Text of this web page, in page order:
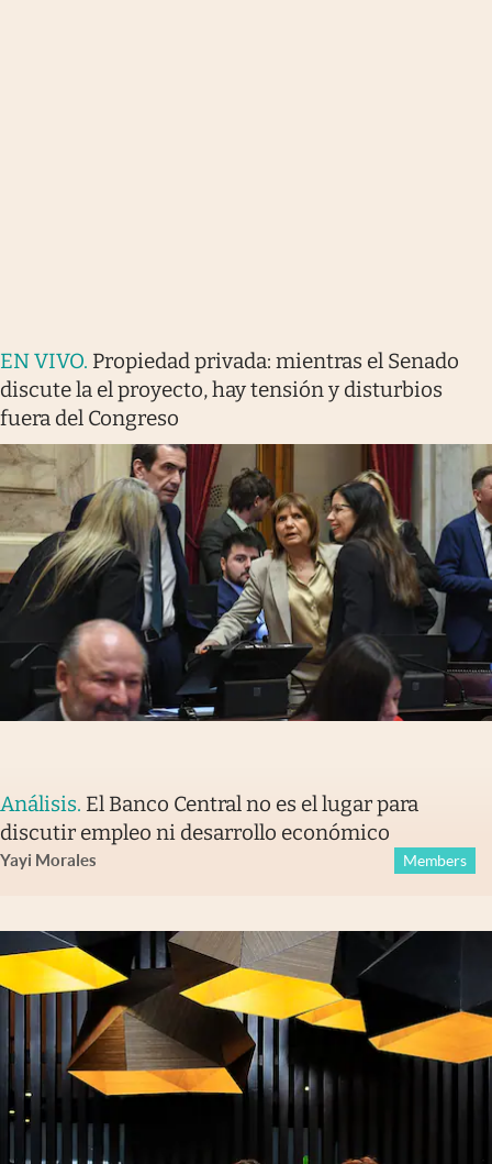
EN VIVO. Propiedad privada: mientras el Senado
discute la el proyecto, hay tensión y disturbios
fuera del Congreso
Análisis. El Banco Central no es el lugar para
discutir empleo ni desarrollo económico
Yayi Morales Members